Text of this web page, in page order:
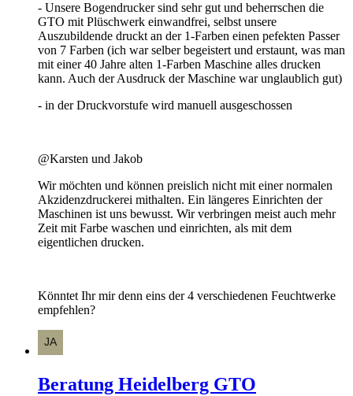
- Unsere Bogendrucker sind sehr gut und beherrschen die
GTO mit Plüschwerk einwandfrei, selbst unsere
Auszubildende druckt an der 1-Farben einen pefekten Passer
von 7 Farben (ich war selber begeistert und erstaunt, was man
mit einer 40 Jahre alten 1-Farben Maschine alles drucken
kann. Auch der Ausdruck der Maschine war unglaublich gut)
- in der Druckvorstufe wird manuell ausgeschossen
@Karsten und Jakob
Wir möchten und können preislich nicht mit einer normalen
Akzidenzdruckerei mithalten. Ein längeres Einrichten der
Maschinen ist uns bewusst. Wir verbringen meist auch mehr
Zeit mit Farbe waschen und einrichten, als mit dem
eigentlichen drucken.
Könntet Ihr mir denn eins der 4 verschiedenen Feuchtwerke
empfehlen?
Beratung Heidelberg GTO